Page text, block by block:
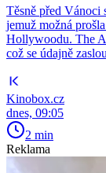
Těsně před Vánoci
jemuž možná
Hollywoodu. The
což se údajně
Kinobox.cz
dnes, 09:05
2 min
Reklama